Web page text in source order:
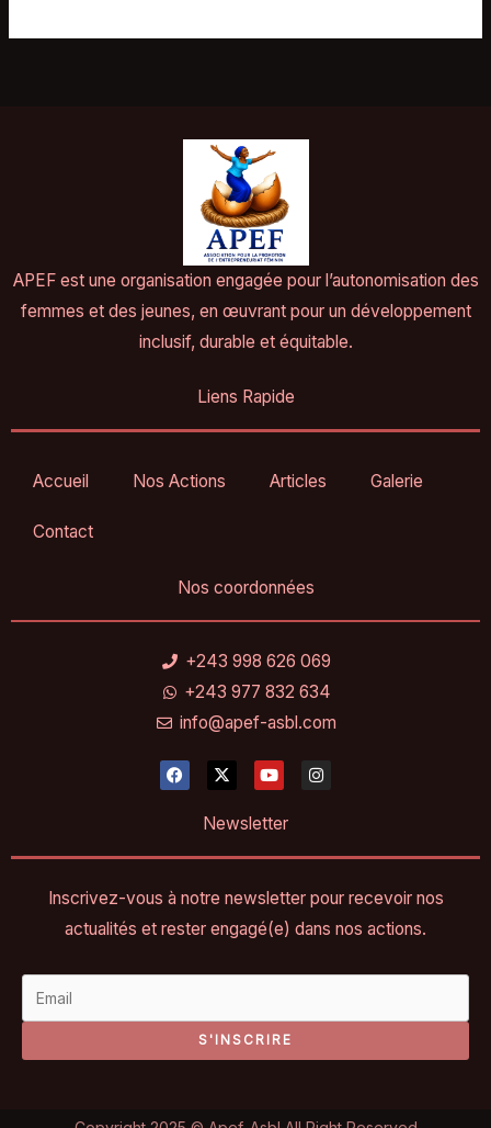
APEF est une organisation engagée pour l’autonomisation des
femmes et des jeunes, en œuvrant pour un développement
inclusif, durable et équitable.
Liens Rapide
Accueil Nos Actions Articles Galerie
Contact
Nos coordonnées
+243 998 626 069
+243 977 832 634
info@apef-asbl.com
F
a
o
X
-
w
i
t
r
Y
o
t
u
e
I
n
r
m
Newsletter
Inscrivez-vous à notre newsletter pour recevoir nos
actualités et rester engagé(e) dans nos actions.
S'INSCRIRE